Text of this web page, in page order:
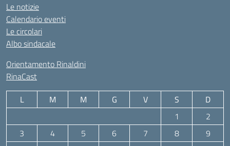
Le notizie
Calendario eventi
Le circolari
Albo sindacale
Orientamento Rinaldini
RinaCast
L M M G V S
D
1
2
3
4 5 6 7 8
9